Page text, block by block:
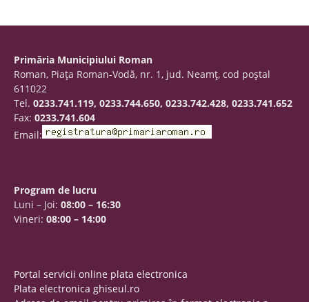
Primăria Municipiului Roman
Roman, Piaţa Roman-Vodă, nr. 1, jud. Neamţ, cod poştal
611022
Tel. 0233.741.119, 0233.744.650, 0233.742.428, 0233.741.652
Fax: 0233.741.604
Email:
Program de lucru
Luni – Joi: 08:00 – 16:30
Vineri: 08:00 – 14:00
Portal servicii online plata electronica
Plata electronica ghiseul.ro